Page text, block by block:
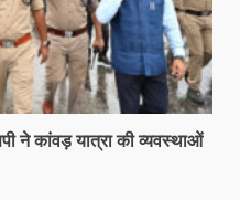
ने कांवड़ यात्रा की व्यवस्थाओं